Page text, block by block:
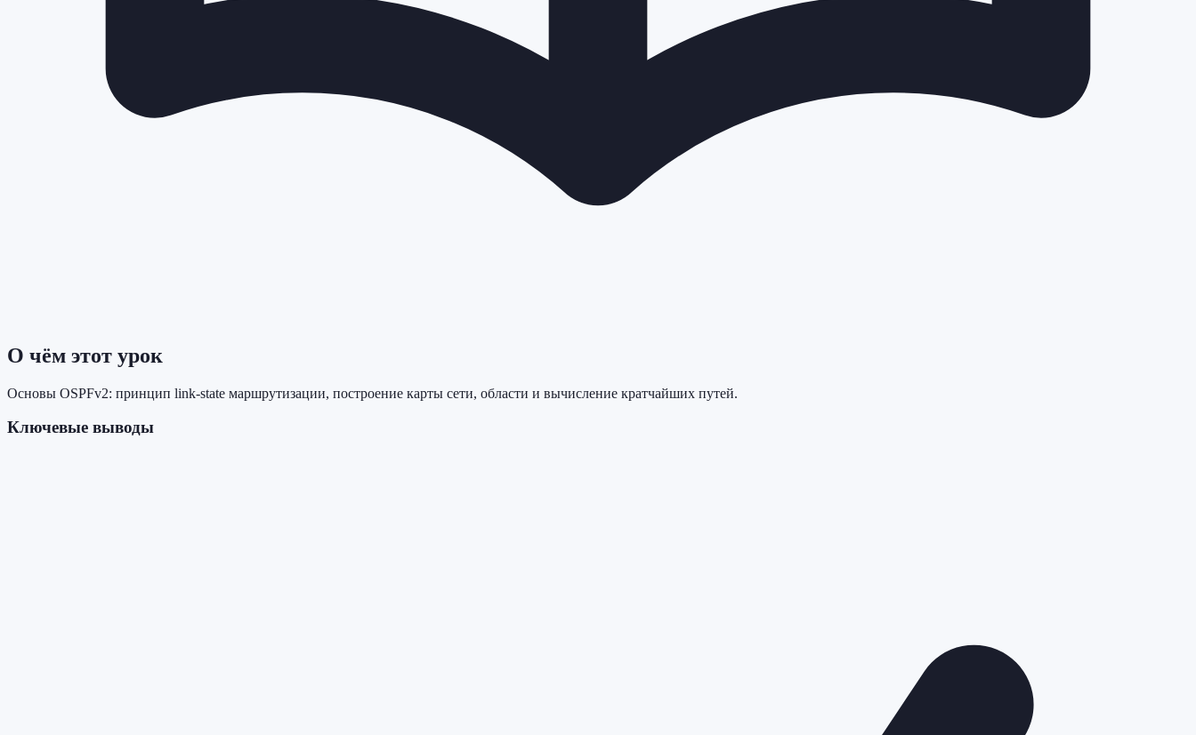
О чём этот урок
Основы OSPFv2: принцип link-state маршрутизации, построение карты сети, области и вычисление кратчайших путей.
Ключевые выводы